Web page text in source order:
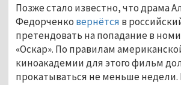
Позже стало известно, что драма
Федорченко вернётся в
претендовать на попадание в
«Оскар». По правилам
киноакадемии для этого фильм
прокатываться не меньше